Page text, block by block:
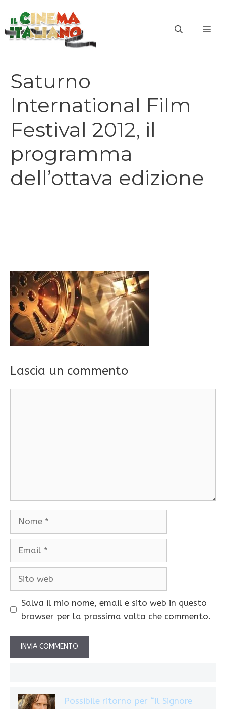
contenuto
Saturno
International Film
Festival 2012, il
programma
dell’ottava edizione
Lascia un commento
Salva il mio nome, email e sito web in questo
browser per la prossima volta che commento.
Possibile ritorno per “Il Signore